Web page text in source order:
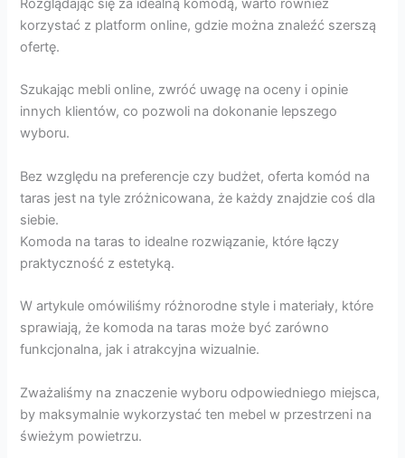
Rozglądając się za idealną komodą, warto również
korzystać z platform online, gdzie można znaleźć szerszą
ofertę.
Szukając mebli online, zwróć uwagę na oceny i opinie
innych klientów, co pozwoli na dokonanie lepszego
wyboru.
Bez względu na preferencje czy budżet, oferta komód na
taras jest na tyle zróżnicowana, że każdy znajdzie coś dla
siebie.
Komoda na taras to idealne rozwiązanie, które łączy
praktyczność z estetyką.
W artykule omówiliśmy różnorodne style i materiały, które
sprawiają, że komoda na taras może być zarówno
funkcjonalna, jak i atrakcyjna wizualnie.
Zważaliśmy na znaczenie wyboru odpowiedniego miejsca,
by maksymalnie wykorzystać ten mebel w przestrzeni na
świeżym powietrzu.